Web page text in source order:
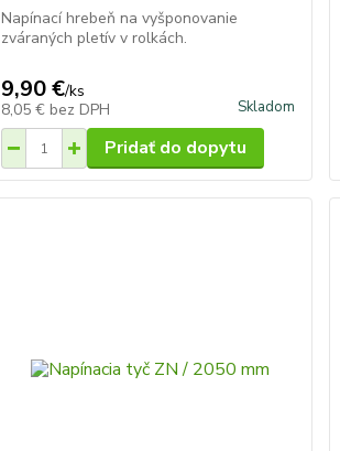
Napínací hrebeň na vyšponovanie
zváraných pletív v rolkách.
9,90 €/ks
8,05 € bez DPH Skladom
Pridať do dopytu